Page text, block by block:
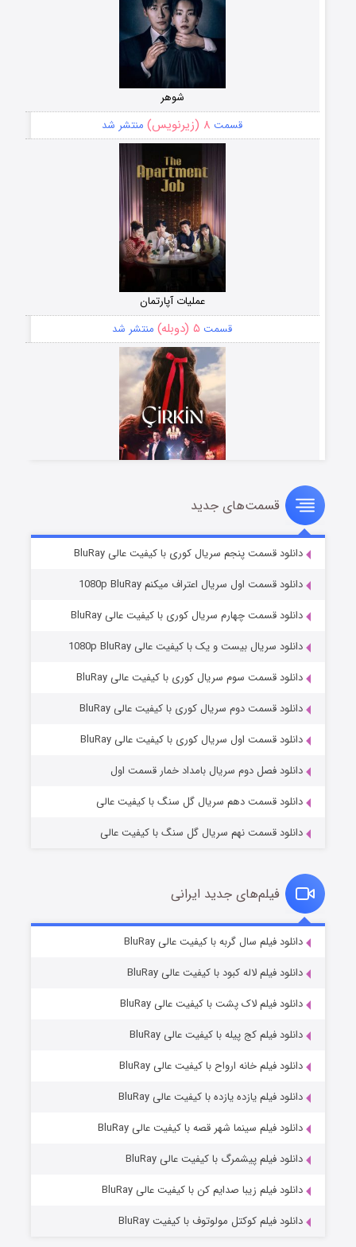
شوهر
قسمت ۸ (زیرنویس) منتشر شد
عملیات آپارتمان
قسمت ۵ (دوبله) منتشر شد
سریال زشت
قسمت۲ (زیرنویس) منتشر شد
مردگان متحرک: شهر مرده ۳
قسمت۲ (زیرنویس) منتشر شد
قسمت۷ (زیرنویس) منتشر شد
قسمت‌های جدید
دانلود قسمت پنجم سریال کوری با کیفیت عالی BluRay
دانلود قسمت اول سریال اعتراف میکنم 1080p BluRay
دانلود قسمت چهارم سریال کوری با کیفیت عالی BluRay
دانلود سریال بیست و یک با کیفیت عالی 1080p BluRay
دانلود قسمت سوم سریال کوری با کیفیت عالی BluRay
دانلود قسمت دوم سریال کوری با کیفیت عالی BluRay
دانلود قسمت اول سریال کوری با کیفیت عالی BluRay
دانلود فصل دوم سریال بامداد خمار قسمت اول
دانلود قسمت دهم سریال گل سنگ با کیفیت عالی
دانلود قسمت نهم سریال گل سنگ با کیفیت عالی
فیلم‌های جدید ایرانی
دانلود فیلم سال گربه با کیفیت عالی BluRay
دانلود فیلم لاله کبود با کیفیت عالی BluRay
دانلود فیلم لاک پشت با کیفیت عالی BluRay
دانلود فیلم کج‌ پیله با کیفیت عالی BluRay
دانلود فیلم خانه ارواح با کیفیت عالی BluRay
دانلود فیلم یازده یازده با کیفیت عالی BluRay
دانلود فیلم سینما شهر قصه با کیفیت عالی BluRay
دانلود فیلم پیشمرگ با کیفیت عالی BluRay
دانلود فیلم زیبا صدایم کن با کیفیت عالی BluRay
دانلود فیلم کوکتل مولوتوف با کیفیت BluRay